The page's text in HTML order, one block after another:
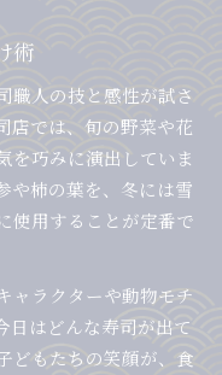
術
職人の技と感性が試さ
店では、旬の野菜や花
を巧みに演出していま
や柿の葉を、冬には雪
使用することが定番で
ャラクターや動物モチ
日はどんな寿司が出て
どもたちの笑顔が、食